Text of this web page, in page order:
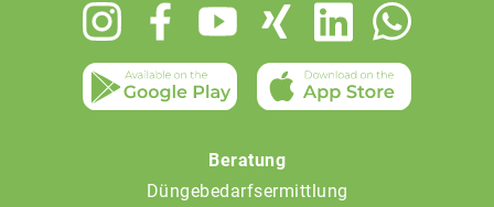
Beratung
Düngebedarfsermittlung